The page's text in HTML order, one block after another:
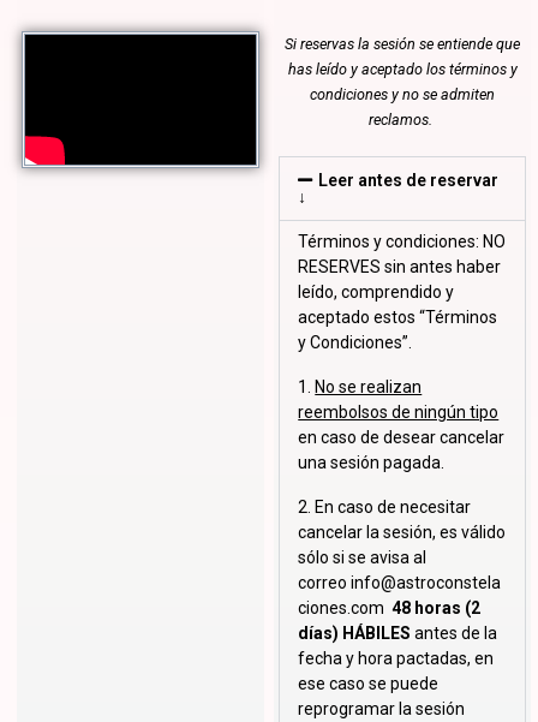
Si reservas la sesión se entiende que
has leído y aceptado los términos y
condiciones y no se admiten
reclamos.
Leer antes de reservar
↓
Términos y condiciones: NO
RESERVES sin antes haber
leído, comprendido y
aceptado estos “Términos
y Condiciones”.
1.
No se realizan
reembolsos de ningún tipo
en caso de desear cancelar
una sesión pagada.
2. En caso de necesitar
cancelar la sesión, es válido
sólo si se avisa al
correoinfo@astroconstela
ciones.com 48 horas (2
días) HÁBILES antes de la
fecha y hora pactadas, en
ese caso se puede
reprogramar la sesión